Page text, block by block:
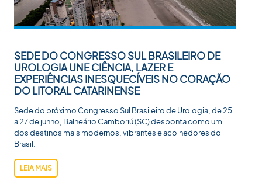
SEDE DO CONGRESSO SUL BRASILEIRO DE
UROLOGIA UNE CIÊNCIA, LAZER E
EXPERIÊNCIAS INESQUECÍVEIS NO CORAÇÃO
DO LITORAL CATARINENSE
Sede do próximo Congresso Sul Brasileiro de Urologia, de 25
a 27 de junho, Balneário Camboriú (SC) desponta como um
dos destinos mais modernos, vibrantes e acolhedores do
Brasil.
LEIA MAIS